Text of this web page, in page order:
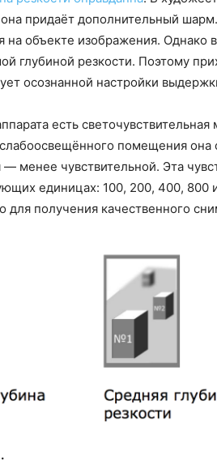
придаёт дополнительный
на объекте изображения. Однако
глубиной резкости. Поэтому
осознанной настройки
есть
помещения она
менее чувствительной. Эта
единицах: 100, 200, 400, 800
для получения качественного